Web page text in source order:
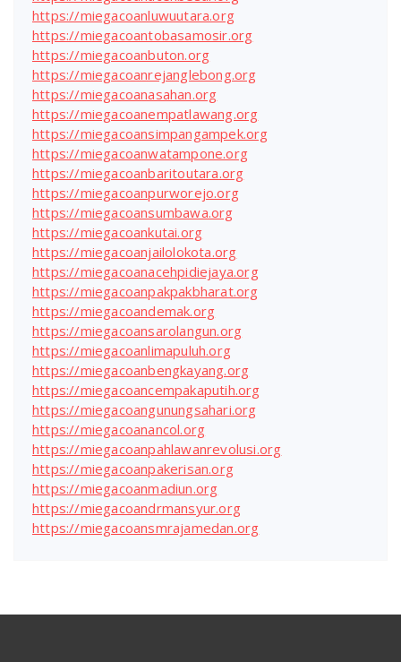
https://miegacoanluwuutara.org
https://miegacoantobasamosir.org
https://miegacoanbuton.org
https://miegacoanrejanglebong.org
https://miegacoanasahan.org
https://miegacoanempatlawang.org
https://miegacoansimpangampek.org
https://miegacoanwatampone.org
https://miegacoanbaritoutara.org
https://miegacoanpurworejo.org
https://miegacoansumbawa.org
https://miegacoankutai.org
https://miegacoanjailolokota.org
https://miegacoanacehpidiejaya.org
https://miegacoanpakpakbharat.org
https://miegacoandemak.org
https://miegacoansarolangun.org
https://miegacoanlimapuluh.org
https://miegacoanbengkayang.org
https://miegacoancempakaputih.org
https://miegacoangunungsahari.org
https://miegacoanancol.org
https://miegacoanpahlawanrevolusi.org
https://miegacoanpakerisan.org
https://miegacoanmadiun.org
https://miegacoandrmansyur.org
https://miegacoansmrajamedan.org